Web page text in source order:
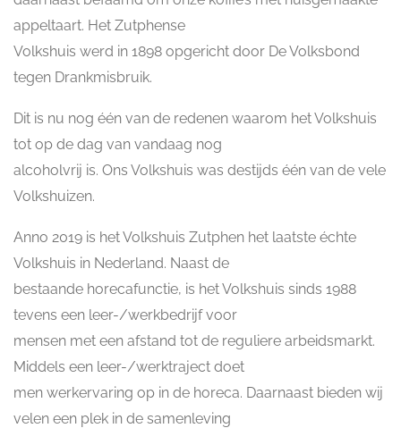
appeltaart. Het Zutphense
Volkshuis werd in 1898 opgericht door De Volksbond
tegen Drankmisbruik.
Dit is nu nog één van de redenen waarom het Volkshuis
tot op de dag van vandaag nog
alcoholvrij is. Ons Volkshuis was destijds één van de vele
Volkshuizen.
Anno 2019 is het Volkshuis Zutphen het laatste échte
Volkshuis in Nederland. Naast de
bestaande horecafunctie, is het Volkshuis sinds 1988
tevens een leer-/werkbedrijf voor
mensen met een afstand tot de reguliere arbeidsmarkt.
Middels een leer-/werktraject doet
men werkervaring op in de horeca. Daarnaast bieden wij
velen een plek in de samenleving